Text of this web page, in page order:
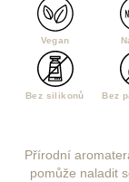
Vegan
Bez silikonů Bez
Přírodní
pomůže naladit